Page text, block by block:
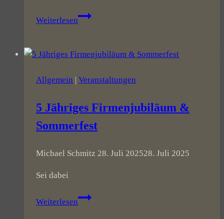
Weiterlesen
Rückblick
Allgemein | Veranstaltungen
5 Jähriges Firmenjubiläum &
Sommerfest
Michael Schmitz 28. Juli 202528. Juli 2025
Sei dabei
Weiterlesen
5